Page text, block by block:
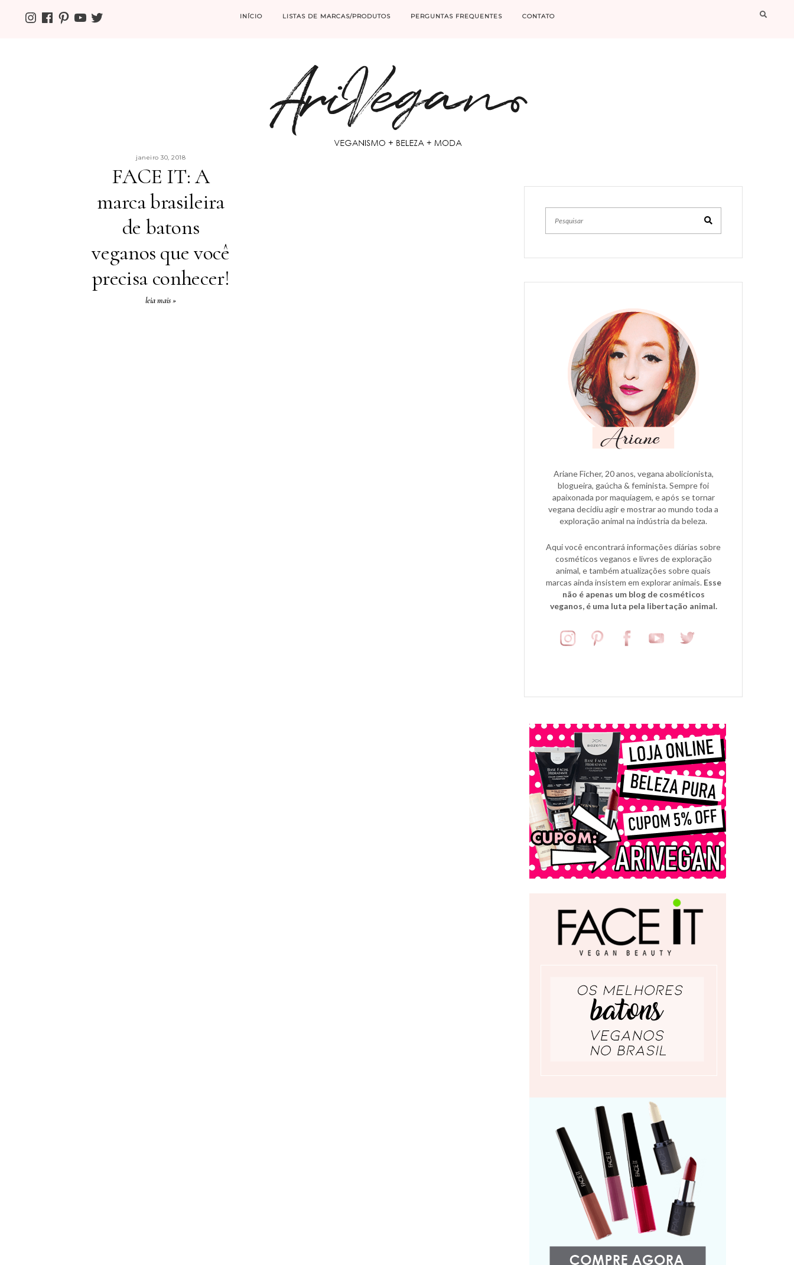
INSTAGRAM
FACEBOOK
PINTEREST
YOUTUBETWITTER INÍCIO LISTAS DE MARCAS/PRODUTOS PERGUNTAS FREQUENTES CONTATO
janeiro 30, 2018
FACE IT: A
marca brasileira
de batons
veganos que você
precisa conhecer!
leia mais »
Ariane Ficher, 20 anos, vegana abolicionista,
blogueira, gaúcha & feminista. Sempre foi
apaixonada por maquiagem, e após se tornar
vegana decidiu agir e mostrar ao mundo toda a
exploração animal na indústria da beleza.
Aqui você encontrará informações diárias sobre
cosméticos veganos e livres de exploração
animal, e também atualizações sobre quais
marcas ainda insistem em explorar animais. Esse
não é apenas um blog de cosméticos
veganos, é uma luta pela libertação animal.